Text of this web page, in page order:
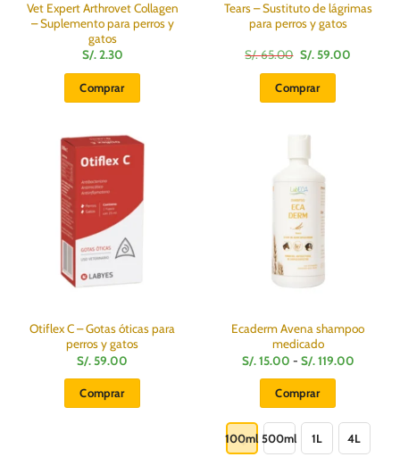
Vet Expert Arthrovet Collagen
– Suplemento para perros y
gatos
S/.2.30
Comprar
Tears – Sustituto de lágrimas
para perros y gatos
S/.65.00 El
precio
original
era:
S/.
S/.59.00El
Comprar
Otiflex C – Gotas óticas para
perros y gatos
S/. 59.00
Comprar
Ecaderm Avena shampoo
medicado
S/.15.00 - S/.119.00Rango
hasta
S/.
119.00
Comprar
producto
tiene
100ml 500ml 1L 4L